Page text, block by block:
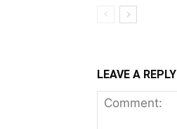
LEAVE A REPLY